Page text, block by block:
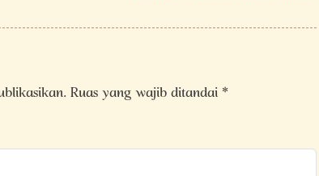
Ruas yang wajib ditandai*